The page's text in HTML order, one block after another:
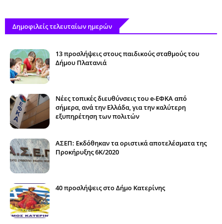
Δημοφιλείς τελευταίων ημερών
13 προσλήψεις στους παιδικούς σταθμούς του
Δήμου Πλατανιά
Νέες τοπικές διευθύνσεις του e-ΕΦΚΑ από
σήμερα, ανά την Ελλάδα, για την καλύτερη
εξυπηρέτηση των πολιτών
ΑΣΕΠ: Εκδόθηκαν τα οριστικά αποτελέσματα της
Προκήρυξης 6Κ/2020
40 προσλήψεις στο Δήμο Κατερίνης